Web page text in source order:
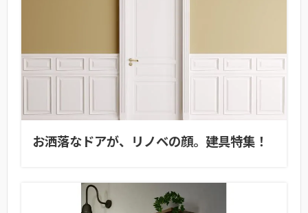
お洒落なドアが、リノベの顔。建具特集！